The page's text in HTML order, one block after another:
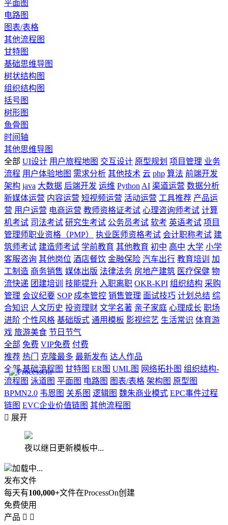
平面图
电路图
图表/表格
其他流程图
甘特图
基础思维导图
树状结构图
组织结构图
括号图
树形图
鱼骨图
时间轴
其他思维导图
全部 UI设计 用户旅程地图 交互设计 原型规划 项目管理 业务
流程 用户体验地图 需求分析 其他技术 云 php 算法 前端开发
架构 java 大数据 后端开发 运维 Python AI 渠道运营 数据分析
新媒体运营 内容运营 短视频运营 活动运营 工具推荐 产品运
营 用户运营 电商运营 教师资格证考试 心理咨询师考试 计算
机考试 司法考试 研究生考试 公务员考试 软考 英语考试 项目
管理师职业资格（PMP）
执业医师资格考试 会计职称考试 建
筑师考试 建造师考试 学前教育 其他教育 初中 高中 大学 小学
客服咨询 其他岗位 酒店餐饮 金融保险 汽车出行 教育培训
加
工制造 商务销售 媒体出版 法律法务 房地产建筑 医疗保健 物
流快递 团建培训 技能提升 入职离职 OKR-KPI 组织结构 采购
管理 会议纪要 SOP 成本管控 销售管理 面试技巧 计划总结 综
合知识 人文历史 投资理财 文学名著 亲子家庭 心理成长 职场
进阶 个性风格 基础版式 通用模板 影视综艺 生活常识 体育游
戏 旅游美食 节日节气
全部 免费 VIP免费 付费
推荐 热门 克隆最多 最新发布 达人作品
全部 基础流程图 甘特图 ER图 UML图 网络拓扑图 组织结构-
流程图 泳道图 平面图 电路图 图表/表格 架构图 原型图
BPMN2.0 韦恩图 关系图 逻辑图 魏朱商业模式 EPC事件过程
链图 EVC企业价值链图 其他流程图
 展开
夜以继日更新模板中...
加载中...
发布文件
每天有100,000+文件在ProcessOn创建
免费使用
产品  